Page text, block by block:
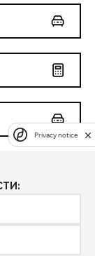
Privacy notice